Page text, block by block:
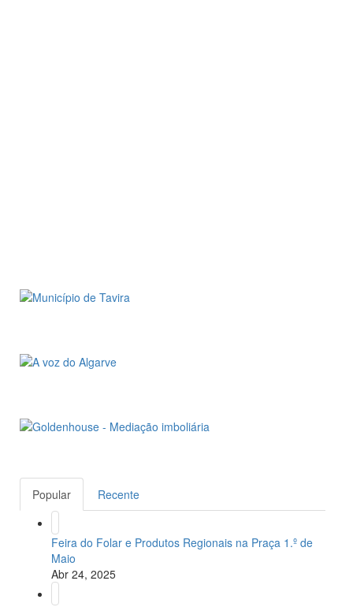
Popular Recente
Feira do Folar e Produtos Regionais na Praça 1.º de
Maio
Abr 24, 2025